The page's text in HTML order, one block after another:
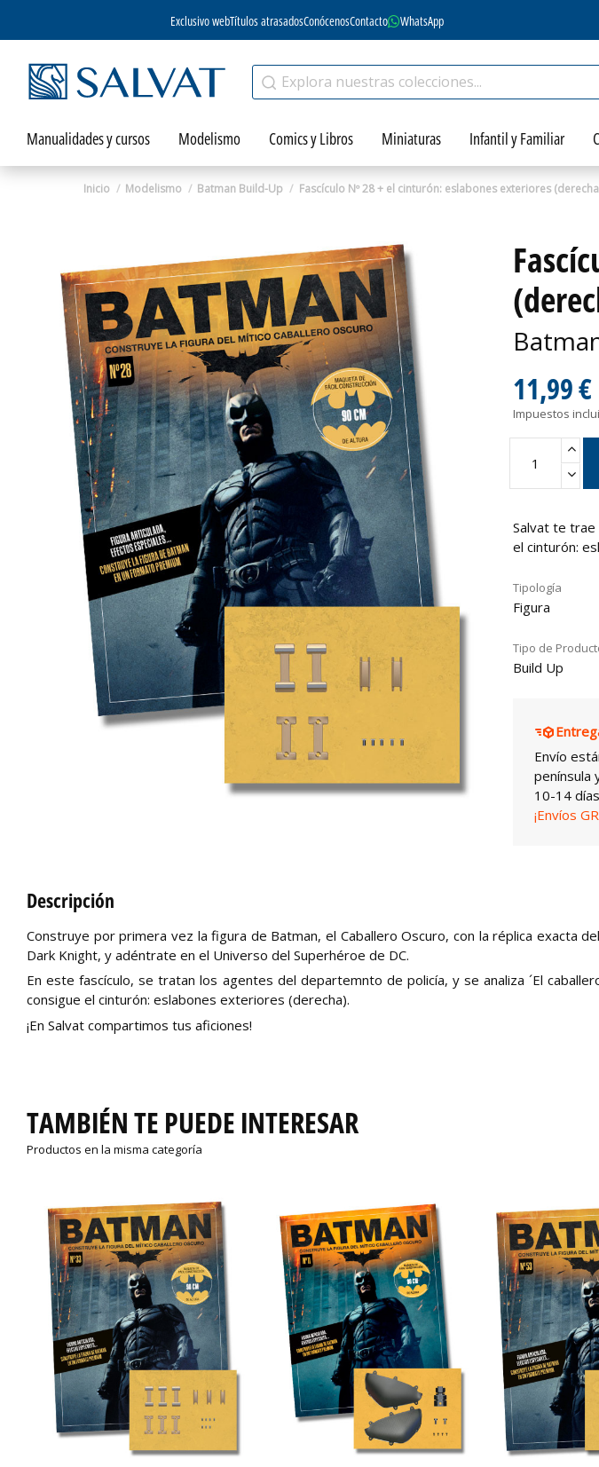
Exclusivo webTítulos atrasadosConócenosContacto WhatsApp
Manualidades y cursos Modelismo Comics y Libros Miniaturas Infantil y Familiar
Inicio Modelismo Batman Build-Up Fascículo Nº 28 + el cinturón: eslabones exteriores
11,99 €
Impuestos
Salvat te
el cinturón:
Tipología
Figura
Tipo de
Build Up
Envío
península
10-14
¡Envíos
Descripción
Construye por primera vez la figura de Batman, el Caballero Oscuro, con la réplica exacta
Dark Knight, y adéntrate en el Universo del Superhéroe de DC.
En este fascículo, se tratan los agentes del departemnto de policía, y se analiza ´El
consigue el cinturón: eslabones exteriores (derecha).
¡En Salvat compartimos tus aficiones!
TAMBIÉN TE PUEDE INTERESAR
Productos en la misma categoría